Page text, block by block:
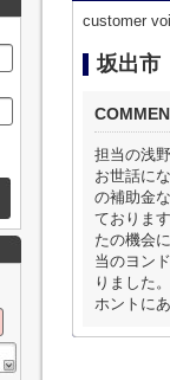
customer
坂出
担当の浅
お世話に
の補助金
ておりま
たの機会
当のヨン
りました
ホントに